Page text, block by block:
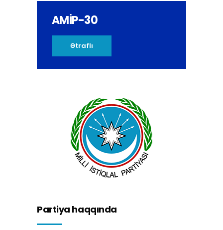
AMİP-30
Ətraflı
Partiya haqqında